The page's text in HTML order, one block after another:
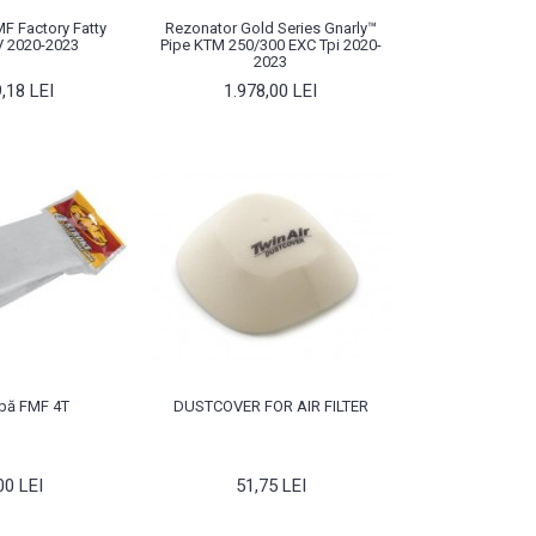
Factory Fatty
2020-2023
LEI
Rezonator Gold Series Gnarly™
Pipe KTM 250/300 EXC Tpi 2020-
2023
1.978,00 LEI
FMF 4T
LEI
DUSTCOVER FOR AIR FILTER
51,75 LEI